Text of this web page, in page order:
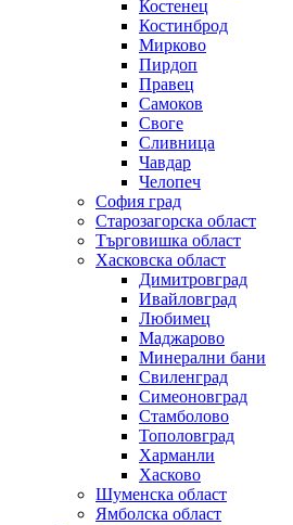
Костенец
Костинброд
Мирково
Пирдоп
Правец
Самоков
Своге
Сливница
Чавдар
Челопеч
София град
Старозагорска област
Търговишка област
Хасковска област
Димитровград
Ивайловград
Любимец
Маджарово
Минерални бани
Свиленград
Симеоновград
Стамболово
Тополовград
Харманли
Хасково
Шуменска област
Ямболска област